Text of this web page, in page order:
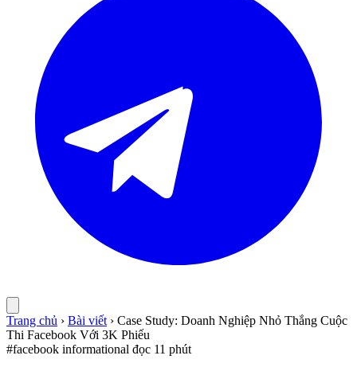
Trang chủ › Bài viết › Case Study: Doanh Nghiệp Nhỏ Thắng Cuộc
Thi Facebook Với 3K Phiếu
#facebook informational đọc 11 phút